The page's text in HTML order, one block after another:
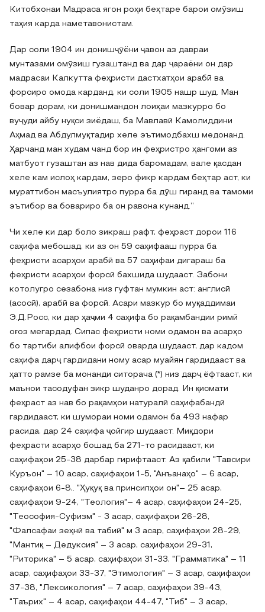
Китобхонаи Мадраса ягон роҳи беҳтаре барои омӯзиш
таҳия карда наметавонистам.
Дар соли 1904 ин донишҷӯёни ҷавон аз давраи
мунтазами омӯзиш гузаштанд ва дар ҷараёни он дар
мадрасаи Калкутта феҳристи дастхатҳои арабӣ ва
форсиро омода карданд, ки соли 1905 нашр шуд. Ман
бовар дорам, ки донишмандон лоиҳаи мазкурро бо
вуҷуди айбу нуқси зиёдаш, ба Мавлавӣ Камолиддини
Аҳмад ва Абдулмуқтадир хеле эътимодбахш медонанд.
Ҳарчанд ман худам чанд бор ин феҳристро ҳангоми аз
матбуот гузаштан аз нав дида баромадам, вале қасдан
хеле кам ислоҳ кардам, зеро фикр кардам беҳтар аст, ки
мураттибон масъулиятро пурра ба дӯш гиранд ва тамоми
эътибор ва бовариро ба он равона кунанд.”
Чи хеле ки дар боло зикраш рафт, феҳраст дорои 116
саҳифа мебошад, ки аз он 59 саҳифааш пурра ба
феҳристи асарҳои арабӣ ва 57 саҳифаи дигараш ба
феҳристи асарҳои форсӣ бахшида шудааст. Забони
котолугро сезабона низ гуфтан мумкин аст: англисӣ
(асосӣ), арабӣ ва форсӣ. Асари мазкур бо муқаддимаи
Э.Д.Росс, ки дар ҳаҷми 4 саҳифа бо рақамбандии римӣ
оғоз мегардад. Сипас феҳристи номи одамон ва асарҳо
бо тартиби алифбои форсӣ оварда шудааст, дар кадом
саҳифа дарҷ гардидани ному асар муайян гардидааст ва
ҳатто рамзе ба монанди ситорача (*) низ дарҷ ёфтааст, ки
маънои тасодуфан зикр шуданро дорад. Ин қисмати
феҳраст аз нав бо рақамҳои натуралӣ саҳифабандӣ
гардидааст, ки шумораи номи одамон ба 493 нафар
расида, дар 24 саҳифа ҷойгир шудааст. Миқдори
феҳрасти асарҳо бошад ба 271-то расидааст, ки
саҳифаҳои 25-38 дарбар гирифтааст. Аз қабили "Тавсири
Куръон" – 10 асар, саҳифаҳои 1-5, "Анъанаҳо" – 6 асар,
саҳифаҳои 6-8,. "Ҳуқуқ ва принсипҳои он"– 25 асар,
саҳифаҳои 9-24, "Теология"– 4 асар, саҳифаҳои 24-25,
"Теософия-Суфизм" - 3 асар, саҳифаҳои 26-28,
"Фалсафаи зеҳнӣ ва табиӣ" м 3 асар, саҳифаҳои 28-29,
"Мантиқ – Дедуксия" – 3 асар, саҳифаҳои 29-31,
"Риторика" – 5 асар, саҳифаҳои 31-33, "Грамматика" – 11
асар, саҳифаҳои 33-37, "Этимология" – 3 асар, саҳифаҳои
37-38, "Лексикология" – 7 асар, саҳифаҳои 39-43,
"Таърих" – 4 асар, саҳифаҳои 44-47, "Тиб" – 3 асар,